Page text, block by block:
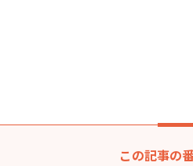
この記事の